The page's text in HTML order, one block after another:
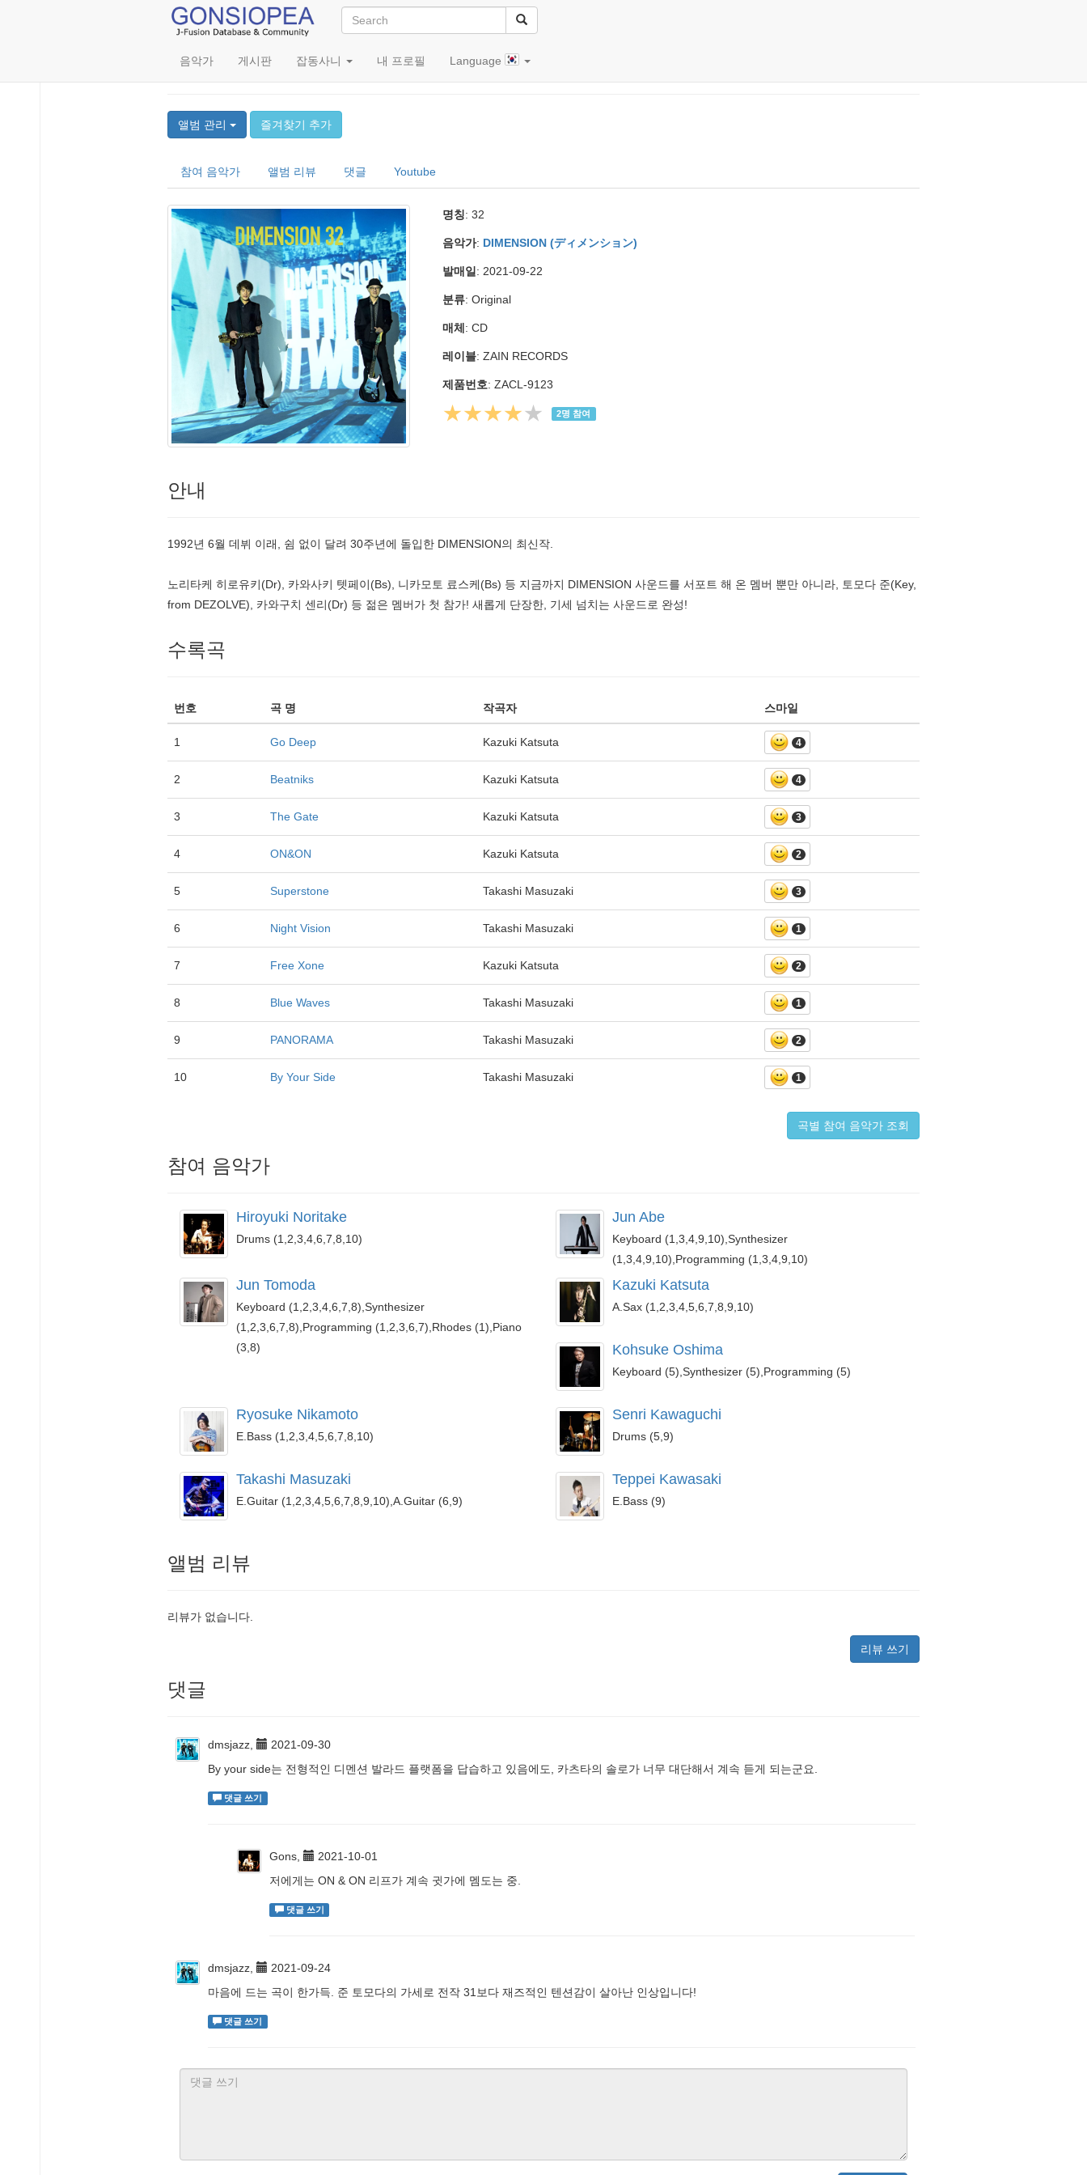
음악가 게시판 잡동사니 내 프로필 Language
32
앨범 관리 즐겨찾기 추가
참여 음악가 앨범 리뷰 댓글 Youtube
명칭: 32
음악가: DIMENSION (ディメンション)
발매일 : 2021-09-22
분류: Original
매체 : CD
레이블: ZAIN RECORDS
제품번호: ZACL-9123
★★★★★ 2명 참여
안내
1992년 6월 데뷔 이래, 쉼 없이 달려 30주년에 돌입한 DIMENSION의 최신작.
노리타케 히로유키(Dr), 카와사키 텟페이(Bs), 니카모토 료스케(Bs) 등 지금까지 DIMENSION 사운드를 서포트 해 온 멤버 뿐만 아니라, 토모다 준(Key,
from DEZOLVE), 카와구치 센리(Dr) 등 젊은 멤버가 첫 참가! 새롭게 단장한, 기세 넘치는 사운드로 완성!
수록곡
번호 곡 명 작곡자 스마일
1 Go Deep Kazuki Katsuta 4
2 Beatniks Kazuki Katsuta 4
3 The Gate Kazuki Katsuta 3
4 ON&ON Kazuki Katsuta 2
5 Superstone Takashi Masuzaki 3
6 Night Vision Takashi Masuzaki 1
7 Free Xone Kazuki Katsuta 2
8 Blue Waves Takashi Masuzaki 1
9 PANORAMA Takashi Masuzaki 2
10 By Your Side Takashi Masuzaki 1
곡별 참여 음악가 조회
참여 음악가
Hiroyuki Noritake
Drums (1,2,3,4,6,7,8,10)
Jun Abe
Keyboard (1,3,4,9,10),Synthesizer
(1,3,4,9,10),Programming (1,3,4,9,10)
Jun Tomoda
Keyboard (1,2,3,4,6,7,8),Synthesizer
(1,2,3,6,7,8),Programming (1,2,3,6,7),Rhodes (1),Piano
(3,8)
Kazuki Katsuta
A.Sax (1,2,3,4,5,6,7,8,9,10)
Kohsuke Oshima
Keyboard (5),Synthesizer (5),Programming (5)
Ryosuke Nikamoto
E.Bass (1,2,3,4,5,6,7,8,10)
Senri Kawaguchi
Drums (5,9)
Takashi Masuzaki
E.Guitar (1,2,3,4,5,6,7,8,9,10),A.Guitar (6,9)
Teppei Kawasaki
E.Bass (9)
앨범 리뷰
리뷰가 없습니다.
리뷰 쓰기
댓글
dmsjazz,
2021-09-30
By your side는 전형적인 디멘션 발라드 플랫폼을 답습하고 있음에도, 카츠타의 솔로가 너무 대단해서 계속 듣게 되는군요.
댓글 쓰기
Gons,
2021-10-01
저에게는 ON & ON 리프가 계속 귓가에 멤도는 중.
댓글 쓰기
dmsjazz,
2021-09-24
마음에 드는 곡이 한가득. 준 토모다의 가세로 전작 31보다 재즈적인 텐션감이 살아난 인상입니다!
댓글 쓰기